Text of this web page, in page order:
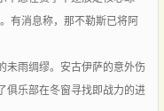
有消息称，那不勒斯已将阿
雨绸缪。安古伊萨的意外伤
俱乐部在冬窗寻找即战力的进